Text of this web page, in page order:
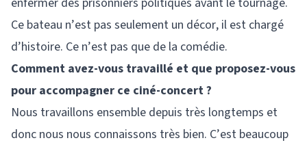
Ce bateau n’est pas seulement un décor, il est chargé
d’histoire. Ce n’est pas que de la comédie.
Comment avez-vous travaillé et que proposez-vous
pour accompagner ce ciné-concert ?
Nous travaillons ensemble depuis très longtemps et
donc nous nous connaissons très bien. C’est beaucoup